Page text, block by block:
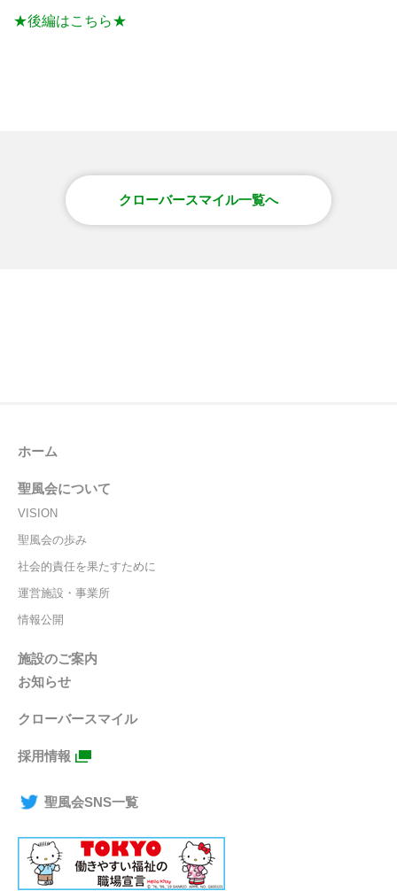
★後編はこちら★
クローバースマイル一覧へ
ホーム
聖風会について
VISION
聖風会の歩み
社会的責任を果たすために
運営施設・事業所
情報公開
施設のご案内
お知らせ
クローバースマイル
採用情報
聖風会SNS一覧